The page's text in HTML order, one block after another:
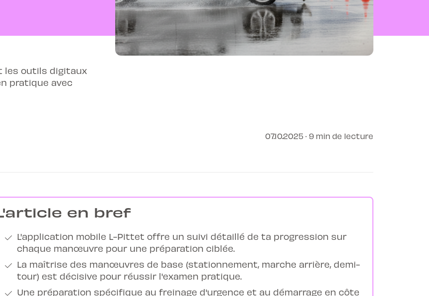
les outils digitaux
pratique avec
07.10.2025 · 9 min de lecture
en bref
L'application mobile L-Pittet offre un suivi détaillé de ta progression sur
chaque manœuvre pour une préparation ciblée.
La maîtrise des manœuvres de base (stationnement, marche arrière, demi-
tour) est décisive pour réussir l'examen pratique.
Une préparation spécifique au freinage d'urgence et au démarrage en côte